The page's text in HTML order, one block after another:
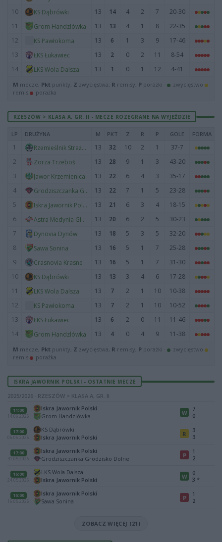
10
KS Dąbrówki 13 14 4 2 7
20-30
11
Grom Handzlówka 13 13 4 1 8
22-35
12
KS Pawłokoma 13 6 1 3 9
17-46
13
ŁKS Łukawiec 13 2 0 2 11
8-54
14
LKS Wola Dalsza 13 1 0 1 12 4-41
M mecze, Pkt punkty, Z zwycięstwa, R remisy, P porażki ·
zwycięstwo
remis
porażka
RZESZÓW > KLASA A, GR. II - MECZE ROZEGRANE NA WYJEŹDZIE
LP DRUŻYNA M PKT Z R P GOLE FORMA
1 Rzemieślnik Strażów 13 32 10 2 1
37-7
2
Zorza Trzeboś 13 28 9 1 3
43-20
3
Jawor Krzemienica 13 22 6 4 3
35-17
4
Grodziszczanka Grodzisko Dolne 13 22 7 1 5
23-28
5
Iskra Jawornik Polski 13 21 6 3 4
18-15
6
Astra Medynia Głogowska 13 20 6 2 5
30-23
7
Dynovia Dynów 13 18 5 3 5
32-20
8
Sawa Sonina 13 16 5 1 7
25-28
9
Crasnovia Krasne 13 16 5 1 7
31-30
10
KS Dąbrówki 13 13 3 4 6
17-28
11
LKS Wola Dalsza 13 7 2 1 10
10-38
12
KS Pawłokoma 13 7 2 1 10
10-52
13
ŁKS Łukawiec 13 6 2 0 11
11-46
14
Grom Handzlówka 13 4 0 4 9 11-38
M mecze, Pkt punkty, Z zwycięstwa, R remisy, P porażki ·
zwycięstwo
remis
porażka
ISKRA JAWORNIK POLSKI - OSTATNIE MECZE
2025/2026 · RZESZÓW > KLASA A, GR. II
11:00
14.06.2026
Iskra Jawornik Polski
Grom Handzlówka
W
7
0
17:00
06.06.2026
KS Dąbrówki
Iskra Jawornik Polski
R
3
3
17:00
31.05.2026
Iskra Jawornik Polski
Grodziszczanka Grodzisko Dolne
P
1
2
16:00
24.05.2026
LKS Wola Dalsza
Iskra Jawornik Polski
W
0
3 *
16:00
16.05.2026
Iskra Jawornik Polski
Sawa Sonina
P
1
2
ZOBACZ WIĘCEJ (21)